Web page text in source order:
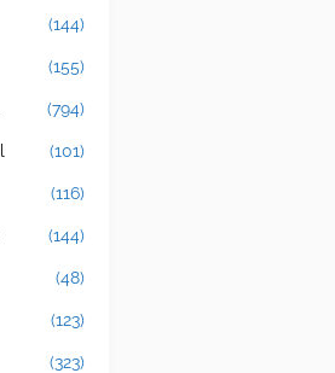
(144)
(155)
(794)
(101)
(116)
(144)
(48)
(123)
(323)